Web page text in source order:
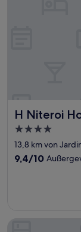
H Niteroi
H Niteroi Hotel
4.0-
Sterne-
Unterkunft
13,8 km von
9.4
9,4/10